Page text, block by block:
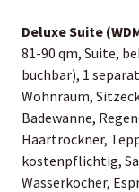
Deluxe Suite
81-90 qm, Suite,
buchbar), 1
Wohnraum,
Badewanne,
Haartrockner,
kostenpflichtig,
Wasserkocher,